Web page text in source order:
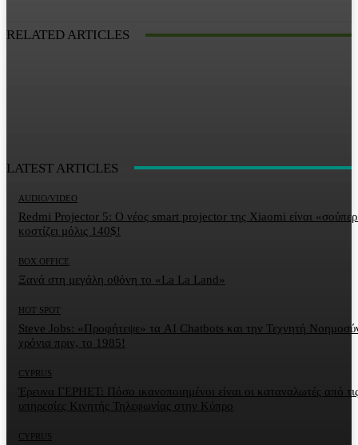
RELATED ARTICLES
LATEST ARTICLES
AUDIO/VIDEO
Redmi Projector 5: Ο νέος smart projector της Xiaomi είναι
κοστίζει μόλις 140$!
BOX OFFICE
Ξανά στη μεγάλη οθόνη το «La La Land»
HOT SPOT
Steve Jobs: «Προφήτεψε» τα AI Chatbots και την Τεχνητή
χρόνια πριν, το 1985!
CYPRUS
Έρευνα ΓΕΡΗΕΤ: Πόσο ικανοποιημένοι είναι οι καταναλωτές από
υπηρεσίες Κινητής Τηλεφωνίας στην Κύπρο
CYPRUS